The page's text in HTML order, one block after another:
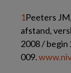
1Peeters
afstand,
2008 /
009.